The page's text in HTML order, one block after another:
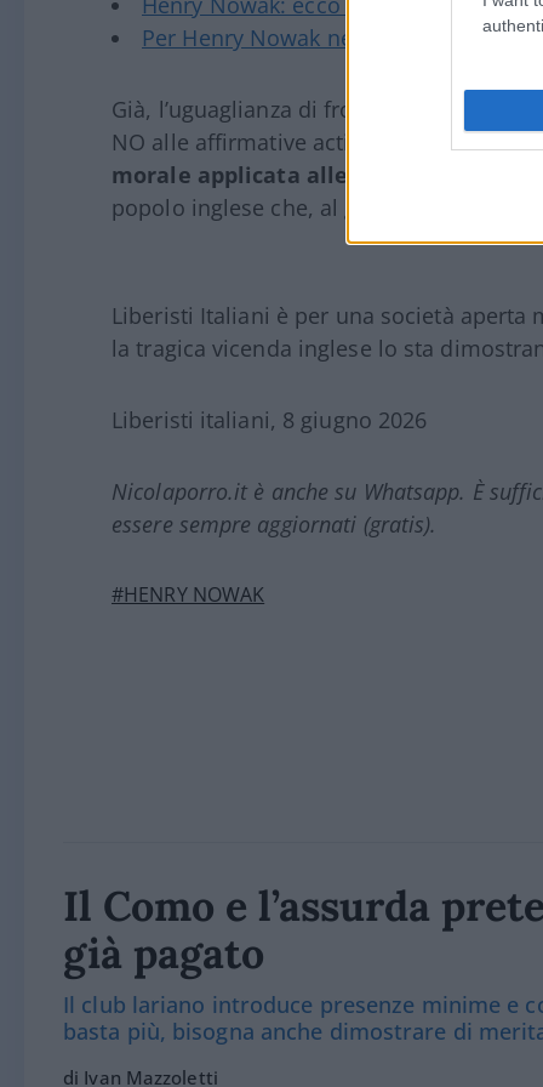
Per Henry Nowak nessun ginocchio a
Già, l’uguaglianza di fronte alla legge
NO alle affirmative actions nelle misure
morale applicata alle vittime
popolo inglese che, al grido di “White
Liberisti Italiani è per una società aperta
la tragica vicenda inglese lo sta
Liberisti italiani, 8 giugno 2026
Nicolaporro.it è anche su Whatsapp. È
essere sempre aggiornati (gratis).
#HENRY NOWAK
Il Como e l’assurda
già pagato
Il club lariano introduce presenze minime e
basta più, bisogna anche dimostrare di
di Ivan Mazzoletti